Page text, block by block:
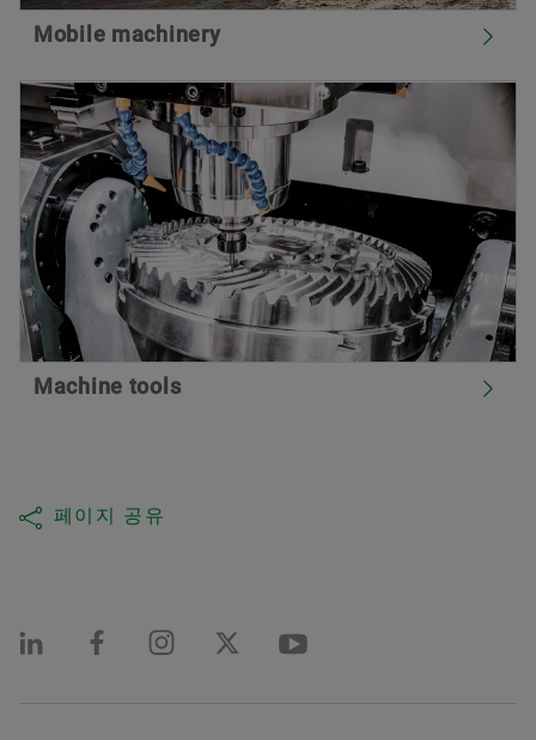
Mobile machinery
Machine tools
페이지 공유